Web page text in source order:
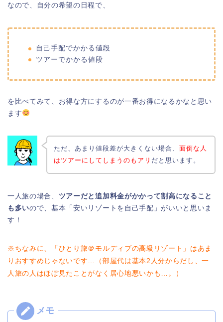
なので、自分の希望の日程で、
自己手配でかかる値段
ツアーでかかる値段
を比べてみて、お得な方にするのが一番お得になるかなと思い
ます
ただ、あまり値段差が大きくない場合、 面倒な人
はツアーにしてしまうのもアリ だと思います。
一人旅の場合、 ツアーだと追加料金がかかって割高になること
も多いので、基本「安いリゾートを自己手配」がいいと思いま
す！
※ちなみに、「ひとり旅＠モルディブの高級リゾート」はあま
りおすすめじゃないです…（部屋代は基本2人分からだし、一
人旅の人はほぼ見たことがなく居心地悪いかも…。）